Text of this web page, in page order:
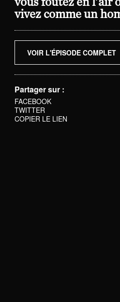
vivez comme un
VOIR L'ÉPISODE COMPLET
Partager sur :
FACEBOOK
TWITTER
COPIER LE LIEN